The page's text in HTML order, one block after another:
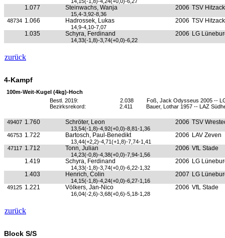
1.077 Steinwachs, Wanja 2006 TSV
15,4-3,92-8,36
48734 1.066 Hadrossek, Lukas 2006 TSV
14,9-4,10-7,07
1.035 Schyra, Ferdinand 2006 LG
14,33(-1,8)-3,74(+0,0)-6,22
zurück
4-Kampf
100m-Weit-Kugel (4kg)-Hoch
Bestl. 2019:
2.038
Foß, Jack Odysseus 2005 --
Bezirksrekord:
2.411 Bauer, Lothar 1957 -- LAZ
49407 1.760 Schröter, Leon 2006 TSV
13,54(-1,8)-4,92(+0,0)-8,81-1,36
46753 1.722 Bartosch, Paul-Benedikt 2006 LAV Zeven
13,44(+2,2)-4,71(+1,8)-7,74-1,41
47117 1.712 Tonn, Julian 2006 VfL Stade
14,23(-0,8)-4,38(+0,0)-7,94-1,56
1.419 Schyra, Ferdinand 2006 LG
14,33(-1,8)-3,74(+0,0)-6,22-1,32
1.403 Henrich, Colin 2007 LG
14,15(-1,8)-4,24(+0,0)-6,27-1,16
49125 1.221 Völkers, Jan-Nico 2006 VfL Stade
16,04(-2,6)-3,68(+0,6)-5,18-1,28
zurück
Block S/S